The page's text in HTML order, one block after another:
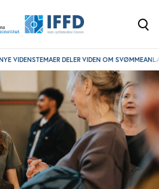
VIDENSTEMAER DELER VIDEN OM